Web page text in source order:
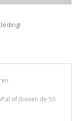
of (boven de 50